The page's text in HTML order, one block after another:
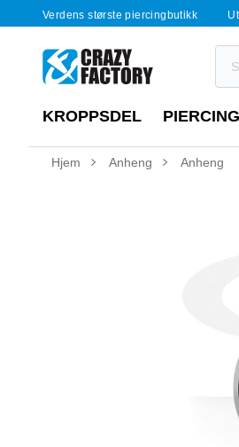
Verdens største piercingbutikk
KROPPSDEL
Hjem Anheng Anheng